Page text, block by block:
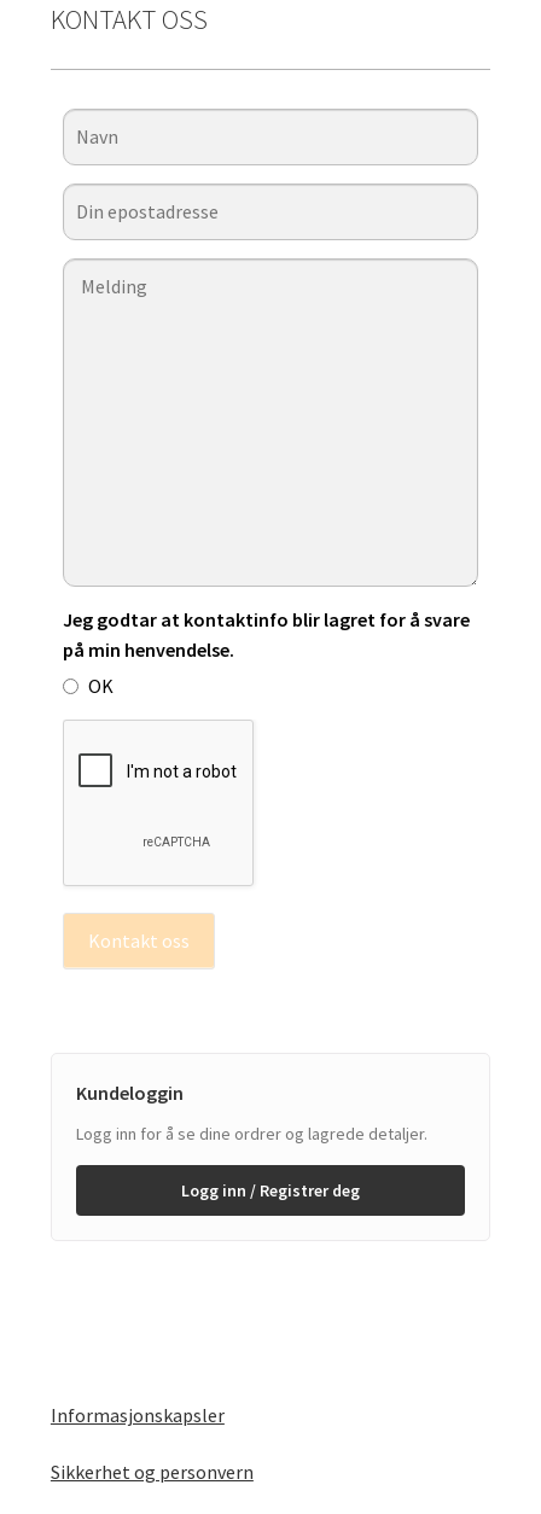
KONTAKT OSS
Jeg godtar at kontaktinfo blir lagret for å svare
på min henvendelse.
OK
Kontakt oss
Kundeloggin
Logg inn for å se dine ordrer og lagrede detaljer.
Logg inn / Registrer deg
Informasjonskapsler
Sikkerhet og personvern